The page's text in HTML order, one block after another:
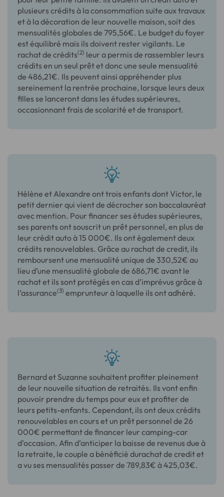
plusieurs crédits à la consommation suite aux travaux
et à la décoration de leur nouvelle maison, soit des
mensualités globales de 795,56€. Le budget du foyer
est équilibré mais ils doivent rester vigilants. Le
rachat de crédits(2) leur a permis de rassembler leurs
crédits en un seul prêt et donc une seule mensualité
de 486,21€. Ils peuvent ainsi appréhender plus
sereinement la rentrée prochaine, lorsque leurs deux
filles se lanceront dans les études supérieures,
occasionnant frais de scolarité et de transport.
Hélène et Alexandre ont trois enfants dont Victor, le
petit dernier qui vient de décrocher son baccalauréat
avec mention. Pour financer ses études supérieures,
ses parents ont souscrit un prêt personnel, en plus de
leur crédit auto à 15 000€. Ils ont également deux
crédits renouvelables. Grâce au rachat de credit, ils
remboursent une mensualité unique de 330,52€ au
lieu d’une mensualité globale de 686,71€ avant le
rachat et ils sont protégés en cas d’imprévus grâce à
l’assurance(3) emprunteur à laquelle ils ont adhéré.
Bernard et Suzanne souhaitent profiter pleinement
de leur nouvelle situation de retraités. Ils vont enfin
pouvoir prendre du temps pour eux et profiter de
leurs petits-enfants. Cependant, ils ont deux crédits
renouvelables en cours et un prêt personnel de 26
000€ permettant de financer leur camping-car
d’occasion. Afin d’anticiper la baisse de revenus due à
la retraite, le couple a bénéficié durachat de credit et
a vu ses mensualités passer de 789,83€ à 425,03€.